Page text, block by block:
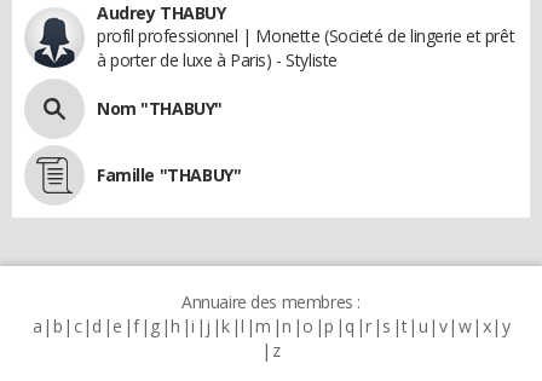
Audrey THABUY
profil professionnel | Monette (Societé de lingerie et prêt
à porter de luxe à Paris) - Styliste
Nom "THABUY"
Famille "THABUY"
Annuaire des membres :
a b c d e f g h i j k l m n o p q r s t u v w x y
z